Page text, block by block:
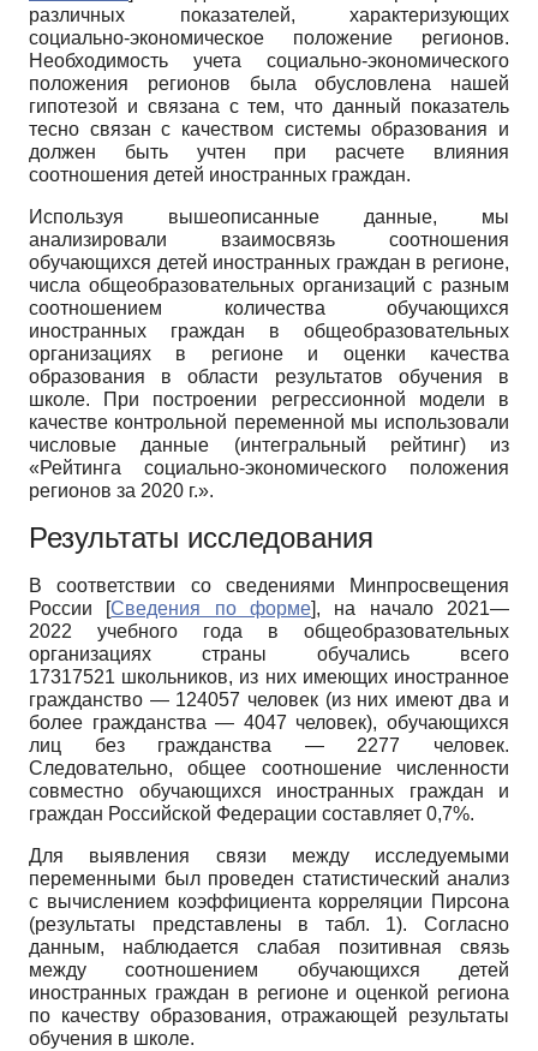
различных показателей, характеризующих
социально-экономическое положение регионов.
Необходимость учета социально-экономического
положения регионов была обусловлена нашей
гипотезой и связана с тем, что данный показатель
тесно связан с качеством системы образования и
должен быть учтен при расчете влияния
соотношения детей иностранных граждан.
Используя вышеописанные данные, мы
анализировали взаимосвязь соотношения
обучающихся детей иностранных граждан в регионе,
числа общеобразовательных организаций с разным
соотношением количества обучающихся
иностранных граждан в общеобразовательных
организациях в регионе и оценки качества
образования в области результатов обучения в
школе. При построении регрессионной модели в
качестве контрольной переменной мы использовали
числовые данные (интегральный рейтинг) из
«Рейтинга социально-экономического положения
регионов за 2020 г.».
Результаты исследования
В соответствии со сведениями Минпросвещения
России [Сведения по форме], на начало 2021—
2022 учебного года в общеобразовательных
организациях страны обучались всего
17317521 школьников, из них имеющих иностранное
гражданство — 124057 человек (из них имеют два и
более гражданства — 4047 человек), обучающихся
лиц без гражданства — 2277 человек.
Следовательно, общее соотношение численности
совместно обучающихся иностранных граждан и
граждан Российской Федерации составляет 0,7%.
Для выявления связи между исследуемыми
переменными был проведен статистический анализ
с вычислением коэффициента корреляции Пирсона
(результаты представлены в табл. 1). Согласно
данным, наблюдается слабая позитивная связь
между соотношением обучающихся детей
иностранных граждан в регионе и оценкой региона
по качеству образования, отражающей результаты
обучения в школе.